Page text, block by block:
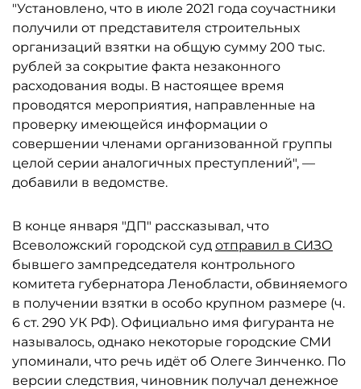
"Установлено, что в июле 2021 года соучастники
получили от представителя строительных
организаций взятки на общую сумму 200 тыс.
рублей за сокрытие факта незаконного
расходования воды. В настоящее время
проводятся мероприятия, направленные на
проверку имеющейся информации о
совершении членами организованной группы
целой серии аналогичных преступлений", —
добавили в ведомстве.
В конце января "ДП" рассказывал, что
Всеволожский городской суд отправил в СИЗО
бывшего зампредседателя контрольного
комитета губернатора Ленобласти, обвиняемого
в получении взятки в особо крупном размере (ч.
6 ст. 290 УК РФ). Официально имя фигуранта не
называлось, однако некоторые городские СМИ
упоминали, что речь идёт об Олеге Зинченко. По
версии следствия, чиновник получал денежное